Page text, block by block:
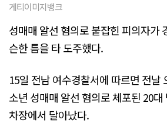
게티이미지뱅크
성매매 알선 혐의로 붙잡힌 피의자가
슨한 틈을 타 도주했다.
15일 전남 여수경찰서에 따르면 전날
소년 성매매 알선 혐의로 체포된 20
차장에서 달아났다.